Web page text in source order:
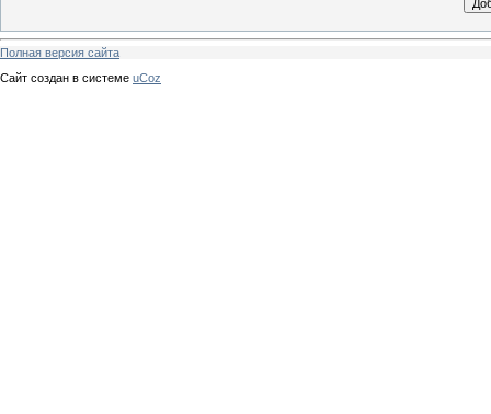
Полная версия сайта
Сайт создан в системе uCoz